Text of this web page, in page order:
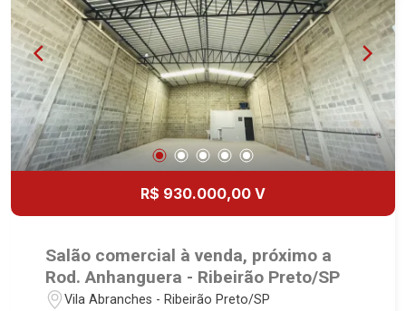
R$ 930.000,00 V
Salão comercial à venda, próximo a
Rod. Anhanguera - Ribeirão Preto/SP
Vila Abranches - Ribeirão Preto/SP